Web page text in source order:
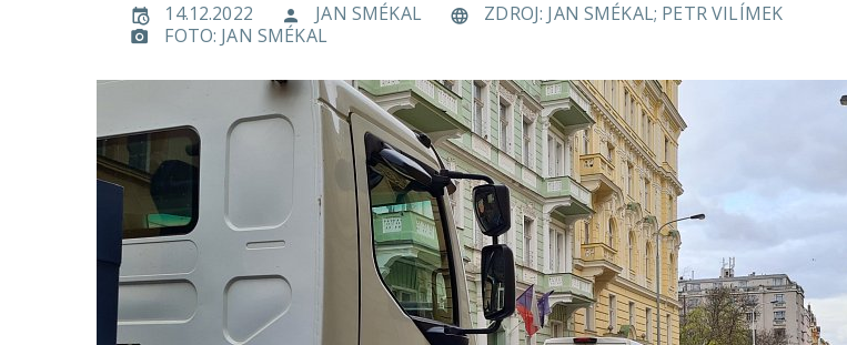
14.12.2022 JAN SMÉKAL
ZDROJ: JAN SMÉKAL; PETR VILÍMEK
FOTO: JAN SMÉKAL